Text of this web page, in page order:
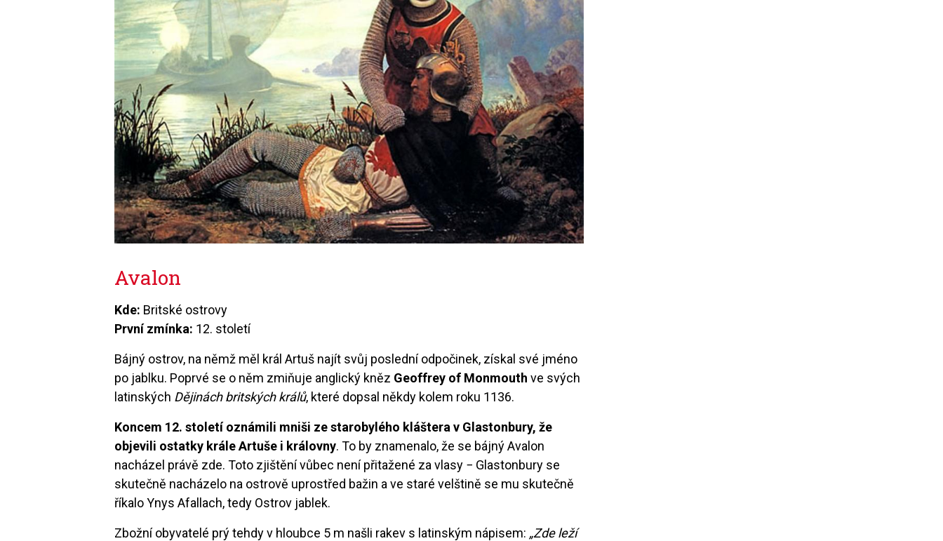
Avalon
Kde: Britské ostrovy
První zmínka: 12. století
Bájný ostrov, na němž měl král Artuš najít svůj poslední odpočinek, získal své jméno
po jablku. Poprvé se o něm zmiňuje anglický kněz Geoffrey of Monmouth ve svých
latinských Dějinách britských králů, které dopsal někdy kolem roku 1136.
Koncem 12. století oznámili mniši ze starobylého kláštera v Glastonbury, že
objevili ostatky krále Artuše i královny. To by znamenalo, že se bájný Avalon
nacházel právě zde. Toto zjištění vůbec není přitažené za vlasy − Glastonbury se
skutečně nacházelo na ostrově uprostřed bažin a ve staré velštině se mu skutečně
říkalo Ynys Afallach, tedy Ostrov jablek.
Zbožní obyvatelé prý tehdy v hloubce 5 m našli rakev s latinským nápisem: „Zde leží